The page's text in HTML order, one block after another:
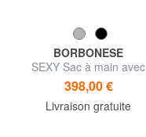
BORBONESE
SEXY Sac à main avec
bandoulière
398,00 €
Livraison gratuite